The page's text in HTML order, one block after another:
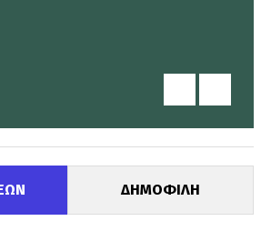
ΔΗΜΟΦΙΛΗ